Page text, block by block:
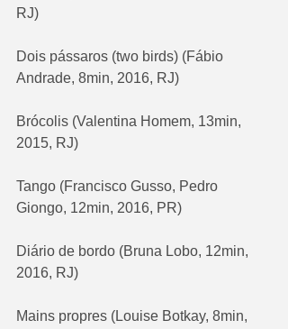
RJ)
Dois pássaros (two birds) (Fábio
Andrade, 8min, 2016, RJ)
Brócolis (Valentina Homem, 13min,
2015, RJ)
Tango (Francisco Gusso, Pedro
Giongo, 12min, 2016, PR)
Diário de bordo (Bruna Lobo, 12min,
2016, RJ)
Mains propres (Louise Botkay, 8min,